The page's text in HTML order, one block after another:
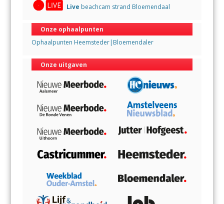
Live beachcam strand Bloemendaal
Onze ophaalpunten
Ophaalpunten Heemsteder|Bloemendaler
Onze uitgaven